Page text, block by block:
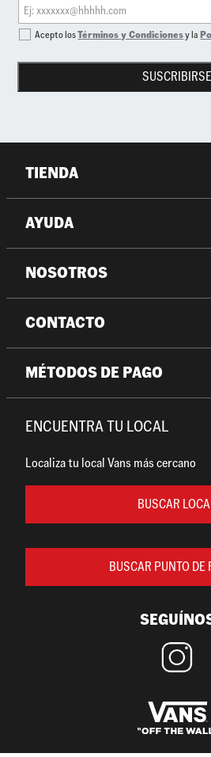
SUSCRIBIRSE
Acepto losTérminos y Condicionesy la
TIENDA
AYUDA
NOSOTROS
CONTACTO
MÉTODOS DE PAGO
ENCUENTRA TU LOCAL
Localiza tu local Vans más cercano
BUSCAR
BUSCAR PUNTO DE